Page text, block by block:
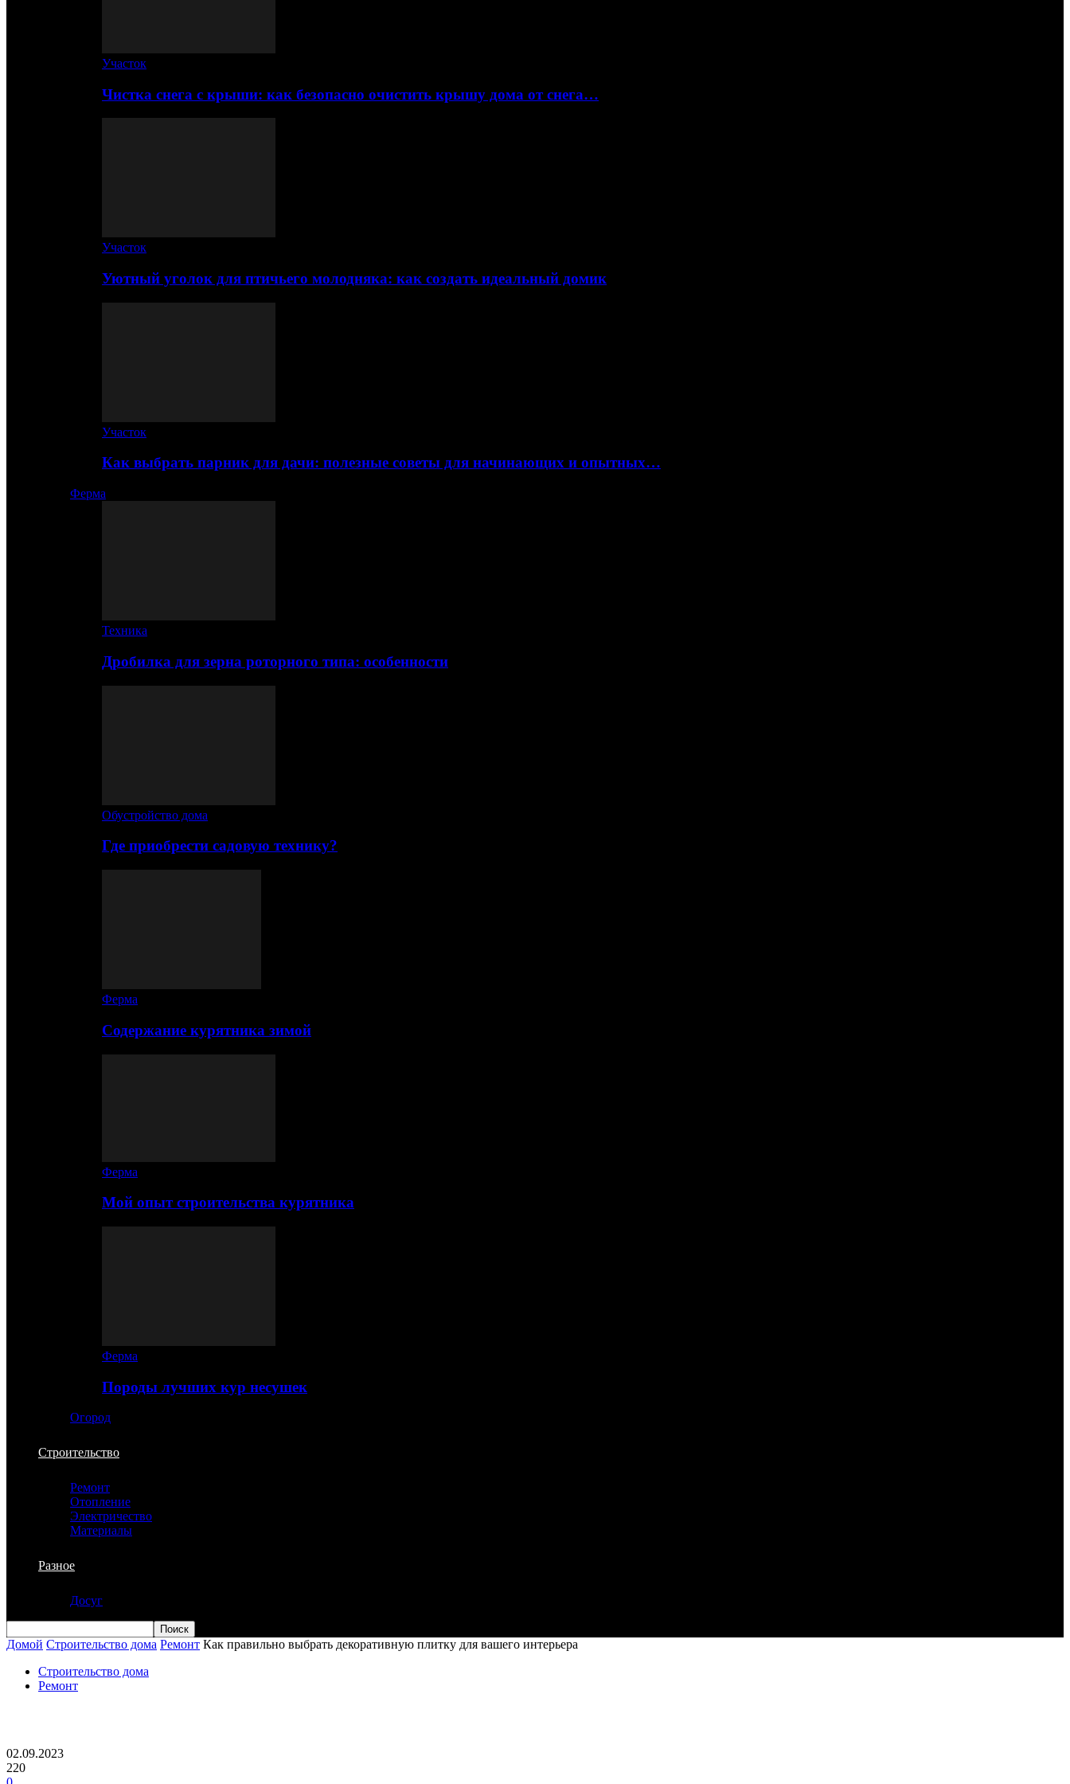
Участок
Чистка снега с крыши: как безопасно очистить крышу дома от снега…
Участок
Уютный уголок для птичьего молодняка: как создать идеальный домик
Участок
Как выбрать парник для дачи: полезные советы для начинающих и опытных…
Ферма
Техника
Дробилка для зерна роторного типа: особенности
Обустройство дома
Где приобрести садовую технику?
Ферма
Содержание курятника зимой
Ферма
Мой опыт строительства курятника
Ферма
Породы лучших кур несушек
Огород
Строительство
Ремонт
Отопление
Электричество
Материалы
Разное
Досуг
Домой Строительство дома Ремонт Как правильно выбрать декоративную плитку для вашего интерьера
Строительство дома
Ремонт
02.09.2023
220